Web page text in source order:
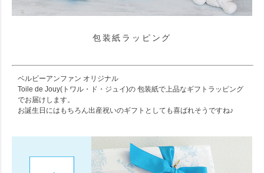
包装紙ラッピング
ベルビーアンファン オリジナル
Toile de Jouy(トワル・ド・ジュイ)の 包装紙で上品なギフトラッピング
でお届けします。
お誕生日にはもちろん出産祝いのギフトとしても喜ばれそうですね♪